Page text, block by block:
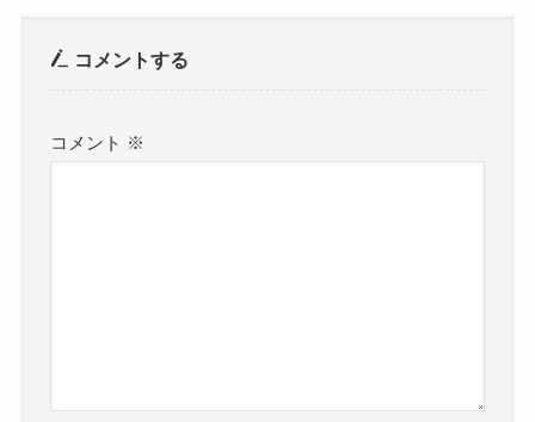
コメントする
コメント ※